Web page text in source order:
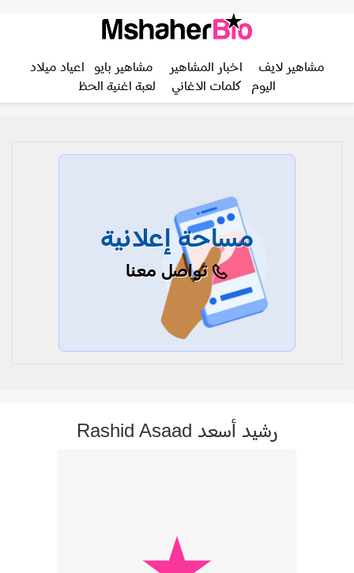
مشاهير لايف اخبار المشاهير مشاهير بايو
اعياد ميلاد
اليوم
كلمات الاغاني لعبة اغنية الحظ
مساحة إعلانية
تواصل معنا
رشيد أسعد Rashid Asaad